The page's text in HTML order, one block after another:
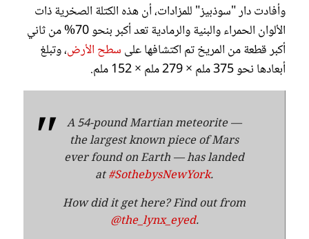
وأفادت دار "سوذبيز" للمزادات، أن هذه الكتلة الصخرية ذات
الألوان الحمراء والبنية والرمادية تعد أكبر بنحو 70% من ثاني
أكبر قطعة من المريخ تم اكتشافها على سطح الأرض، وتبلغ
أبعادها نحو 375 ملم × 279 ملم × 152 ملم.
A 54-pound Martian meteorite —
the largest known piece of Mars
ever found on Earth — has landed
at#SothebysNewYork.
How did it get here? Find out from
@the_lynx_eyed.